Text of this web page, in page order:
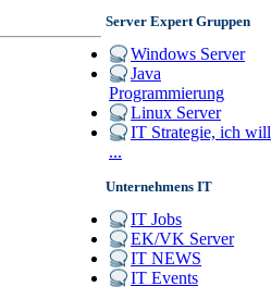
Server Expert Gruppen
Windows Server
Java
Programmierung
Linux Server
IT Strategie, ich will
...
Unternehmens IT
IT Jobs
EK/VK Server
IT NEWS
IT Events